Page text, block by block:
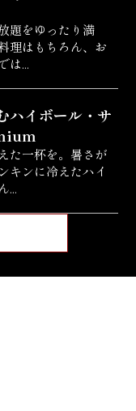
題をゆったり満
理はもちろん、お
は...
ハイボール・サ
た一杯を。暑さが
キンに冷えたハイ
...